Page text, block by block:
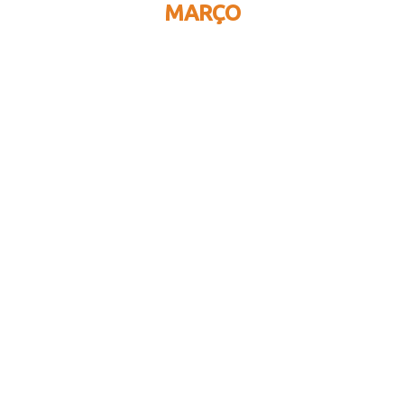
MARÇO